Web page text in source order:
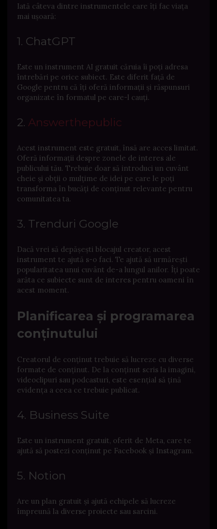
Iată câteva dintre instrumentele care îți fac viața
mai ușoară:
1. ChatGPT
Este un instrument AI gratuit căruia îi poți adresa
întrebări pe orice subiect. Este diferit față de
Google pentru că îți oferă informații și răspunsuri
organizate în formatul pe care-l cauți.
2. Answerthepublic
Acest instrument este gratuit, însă are acces limitat.
Oferă informații despre zonele de interes ale
publicului tău. Trebuie doar să introduci un cuvânt
cheie și obții o mulțime de idei pe care le poți
transforma în bucăți de conținut relevante pentru
comunitatea ta.
3. Trenduri Google
Dacă vrei să depășești blocajul creator, acest
instrument te ajută s-o faci. Te ajută să urmărești
popularitatea unui cuvânt de-a lungul anilor. Îți poate
arăta ce subiecte sunt de interes pentru oameni în
acest moment.
Planificarea și programarea
conținutului
Creatorul de conținut trebuie să lucreze cu diverse
formate de conținut. De la conținut scris la imagini,
videoclipuri sau podcasturi, este esențial să țină
evidența a ceea ce trebuie publicat.
4. Business Suite
Este un instrument gratuit, oferit de Meta, care te
ajută să postezi conținut pe Facebook și Instagram.
5. Notion
Are un plan gratuit și ajută echipele să lucreze
împreună la diverse proiecte sau sarcini.